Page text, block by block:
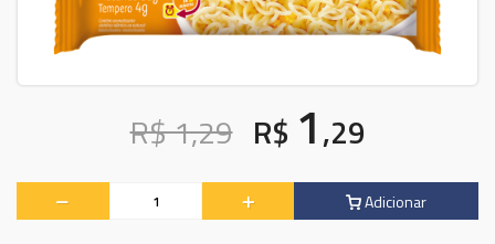
R$ 1,29 R$ 1,29
Adicionar